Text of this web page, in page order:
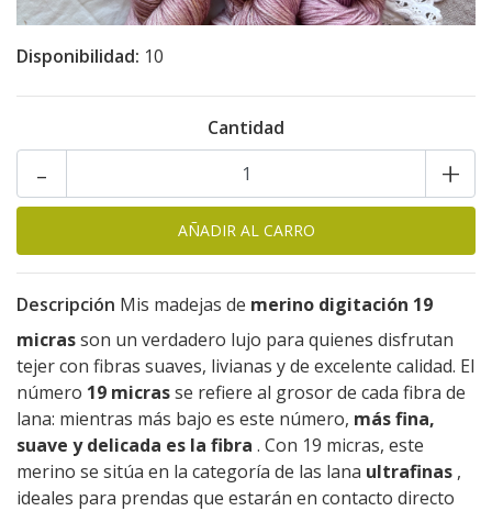
Disponibilidad: 10
Cantidad
+
-
Descripción Mis madejas de merino digitación 19
micrasson un verdadero lujo para quienes disfrutan
tejer con fibras suaves, livianas y de excelente calidad. El
número 19 micrasse refiere al grosor de cada fibra de
lana: mientras más bajo es este número, más fina,
suave y delicada es la fibra . Con 19 micras, este
merino se sitúa en la categoría de las lana ultrafinas ,
ideales para prendas que estarán en contacto directo